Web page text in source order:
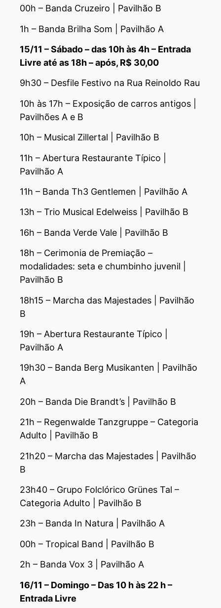
00h – Banda Cruzeiro | Pavilhão B
1h – Banda Brilha Som | Pavilhão A
15/11 – Sábado – das 10h às 4h – Entrada
Livre até as 18h – após, R$ 30,00
9h30 – Desfile Festivo na Rua Reinoldo Rau
10h às 17h – Exposição de carros antigos |
Pavilhões A e B
10h – Musical Zillertal | Pavilhão B
11h – Abertura Restaurante Típico |
Pavilhão A
11h – Banda Th3 Gentlemen | Pavilhão A
13h – Trio Musical Edelweiss | Pavilhão B
16h – Banda Verde Vale | Pavilhão B
18h – Cerimonia de Premiação –
modalidades: seta e chumbinho juvenil |
Pavilhão B
18h15 – Marcha das Majestades | Pavilhão
B
19h – Abertura Restaurante Típico |
Pavilhão A
19h30 – Banda Berg Musikanten | Pavilhão
A
20h – Banda Die Brandt’s | Pavilhão B
21h – Regenwalde Tanzgruppe – Categoria
Adulto | Pavilhão B
21h20 – Marcha das Majestades | Pavilhão
B
23h40 – Grupo Folclórico Grünes Tal –
Categoria Adulto | Pavilhão B
23h – Banda In Natura | Pavilhão A
00h – Tropical Band | Pavilhão B
2h – Banda Vox 3 | Pavilhão A
16/11 – Domingo – Das 10 h às 22 h –
Entrada Livre